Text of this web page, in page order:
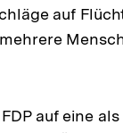
auf
auf eine als